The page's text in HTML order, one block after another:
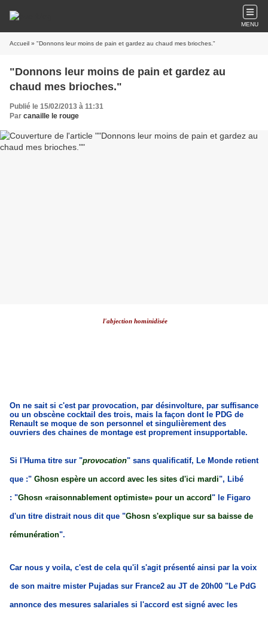
MENU
Accueil » "Donnons leur moins de pain et gardez au chaud mes brioches."
"Donnons leur moins de pain et gardez au
chaud mes brioches."
Publié le 15/02/2013 à 11:31
Par canaille le rouge
l'abjection hominidisée
On ne sait si c'est par provocation, par désinvolture, par suffisance
ou un obscène cocktail des trois, mais la façon dont le PDG de
Renault se moque de son personnel et singulièrement des
ouvriers des chaines de montage est proprement insupportable.
Si l'Huma titre sur "provocation" sans qualificatif, Le Monde retient
que :" Ghosn espère un accord avec les sites d'ici mardi", Libé
: "Ghosn «raisonnablement optimiste» pour un accord" le Figaro
d'un titre distrait nous dit que "Ghosn s'explique sur sa baisse de
rémunération".
Car nous y voila, c'est de cela qu'il s'agit présenté ainsi par la voix
de son maitre mister Pujadas sur France2 au JT de 20h00 "Le PdG
annonce des mesures salariales si l'accord est signé avec les